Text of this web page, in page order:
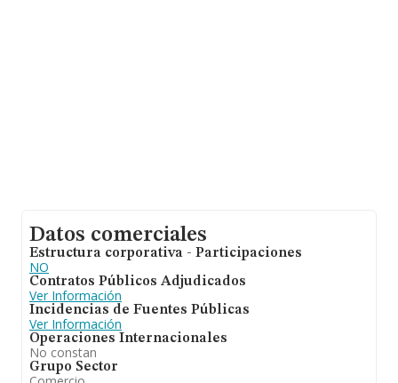
Datos comerciales
Estructura corporativa - Participaciones
NO
Contratos Públicos Adjudicados
Ver Información
Incidencias de Fuentes Públicas
Ver Información
Operaciones Internacionales
No constan
Grupo Sector